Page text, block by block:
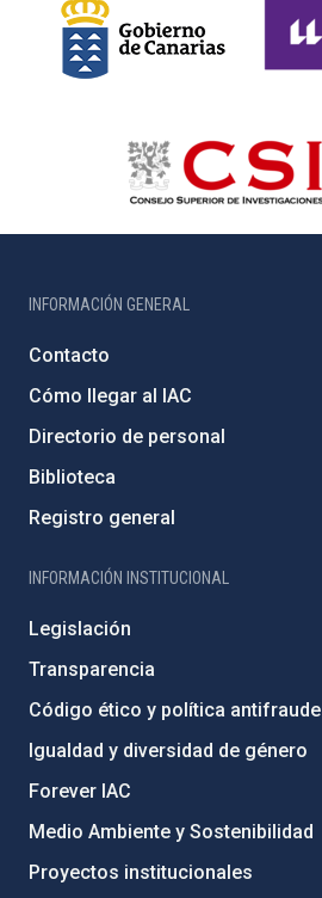
INFORMACIÓN GENERAL
Contacto
Cómo llegar al IAC
Directorio de personal
Biblioteca
Registro general
INFORMACIÓN INSTITUCIONAL
Legislación
Transparencia
Código ético y política antifraude
Igualdad y diversidad de género
Forever IAC
Medio Ambiente y Sostenibilidad
Proyectos institucionales